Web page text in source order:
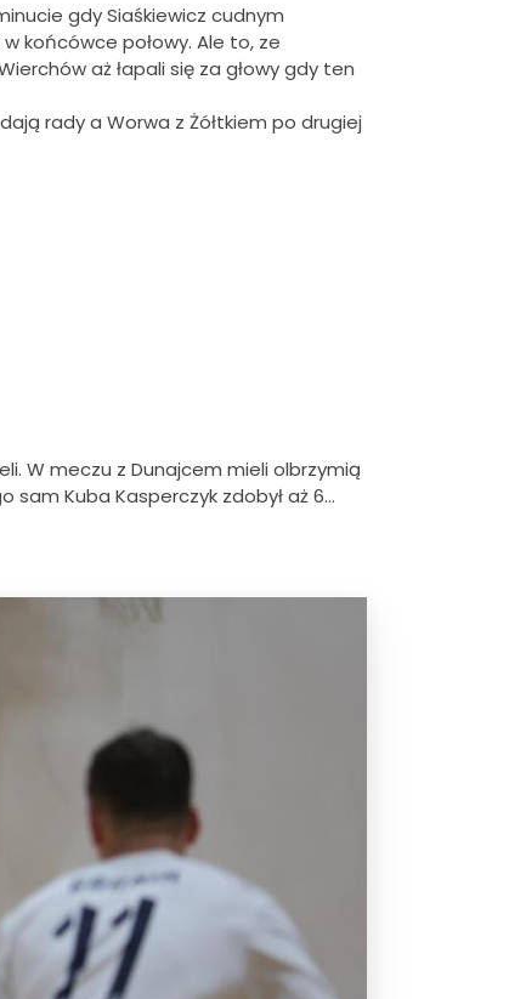
gdy Siaśkiewicz cudnym
końcówce połowy. Ale to, ze
aż łapali się za głowy gdy ten
rady a Worwa z Żółtkiem po drugiej
W meczu z Dunajcem mieli olbrzymią
Kuba Kasperczyk zdobył aż 6…